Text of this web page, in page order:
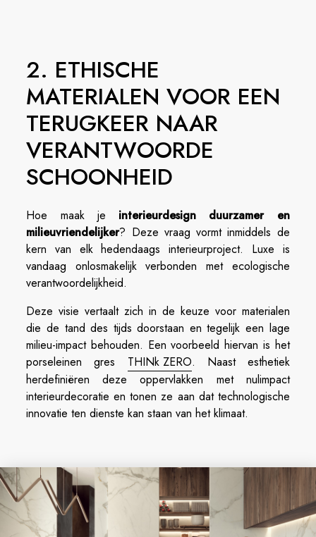
2. ETHISCHE
MATERIALEN VOOR EEN
TERUGKEER NAAR
VERANTWOORDE
SCHOONHEID
Hoe maak je interieurdesign duurzamer en
milieuvriendelijker? Deze vraag vormt inmiddels de
kern van elk hedendaags interieurproject. Luxe is
vandaag onlosmakelijk verbonden met ecologische
verantwoordelijkheid.
Deze visie vertaalt zich in de keuze voor materialen
die de tand des tijds doorstaan en tegelijk een lage
milieu-impact behouden. Een voorbeeld hiervan is het
porseleinen gres THINk ZERO. Naast esthetiek
herdefiniëren deze oppervlakken met nulimpact
interieurdecoratie en tonen ze aan dat technologische
innovatie ten dienste kan staan van het klimaat.